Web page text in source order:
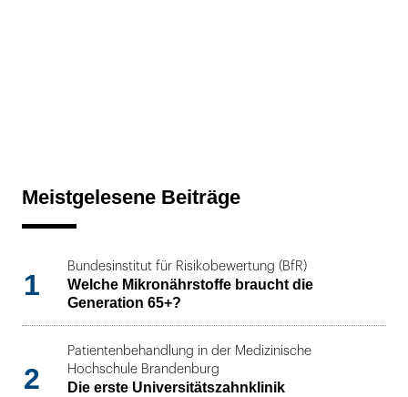
Meistgelesene Beiträge
1
Bundesinstitut für Risikobewertung (BfR)
Welche Mikronährstoffe braucht die
Generation 65+?
2
Patientenbehandlung in der Medizinische
Hochschule Brandenburg
Die erste Universitätszahnklinik